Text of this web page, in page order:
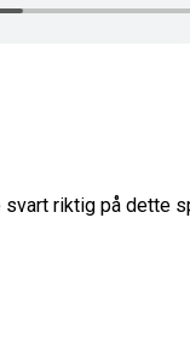
riktig på dette